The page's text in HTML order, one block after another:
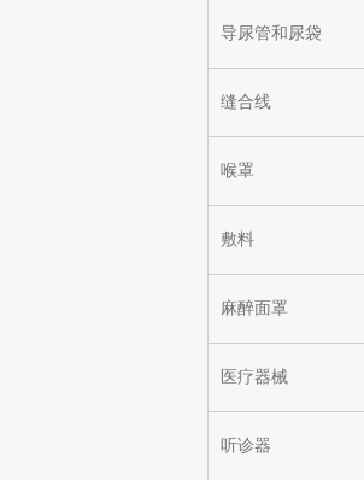
导尿管和尿袋
缝合线
喉罩
敷料
麻醉面罩
医疗器械
听诊器